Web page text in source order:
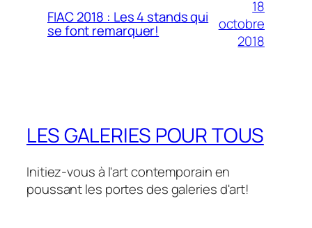
FIAC 2018 : Les 4 stands qui
se font remarquer!
18
octobre
2018
LES GALERIES POUR TOUS
Initiez-vous à l'art contemporain en
poussant les portes des galeries d'art!